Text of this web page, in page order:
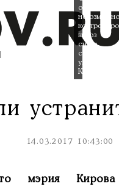
о
вывоз
снега
с
улиц
Кирова.
14.03.2017 10:43:00
что мэрия